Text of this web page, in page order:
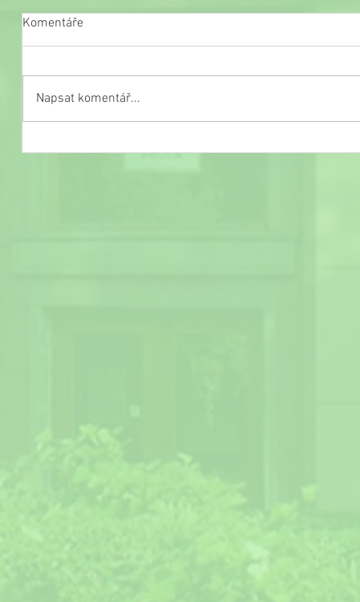
Slavnostní ukončení školního roku
Komentáře
Napsat komentář...